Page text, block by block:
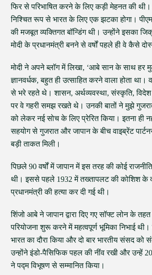
फिर से परिभाषित करने के लिए कड़ी मेहनत की
निश्चित रूप से भारत के लिए एक झटका होगा।
की मजबूत व्यक्तिगत बॉन्डिंग थी। उन्होंने इसका
मोदी के प्रधानमंत्री बनने से वर्षों पहले ही वे कैसे
मोदी ने अपने ब्लॉग में लिखा, ‘आबे सान के साथ हर
ज्ञानवर्धक, बहुत ही उत्साहित करने वाला होता था।
से भरे रहते थे। शासन, अर्थव्यवस्था, संस्कृति, विदेश
पर वे गहरी समझ रखते थे। उनकी बातों ने मुझे
को लेकर नई सोच के लिए प्रेरित किया। इतना ही
सहयोग से गुजरात और जापान के बीच वाइब्रेंट
बड़ी ताकत मिली।
पिछले 90 वर्षों में जापान में इस तरह की कोई
थी। इससे पहले 1932 में तख्तापलट की कोशिश के
प्रधानमंत्री की हत्या कर दी गई थी।
शिंजो आबे ने जापान द्वारा दिए गए सॉफ्ट लोन के
परियोजना शुरू करने में महत्वपूर्ण भूमिका निभाई थी।
भारत का दौरा किया और दो बार भारतीय संसद को
उन्होंने इंडो-पैसिफिक पहल की नींव रखी और उन्हें
ने पद्म विभूषण से सम्मानित किया।